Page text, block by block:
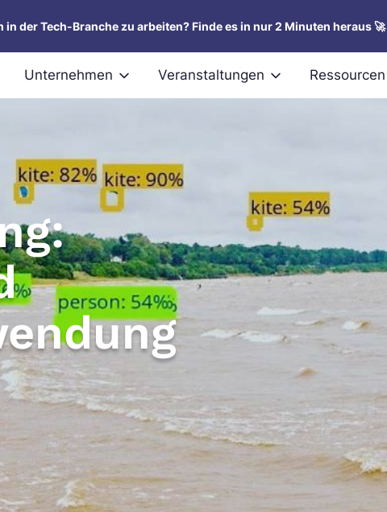
der Tech-Branche zu arbeiten? Finde es in nur 2 Minuten heraus 🚀
Unternehmen Veranstaltungen Ressourcen